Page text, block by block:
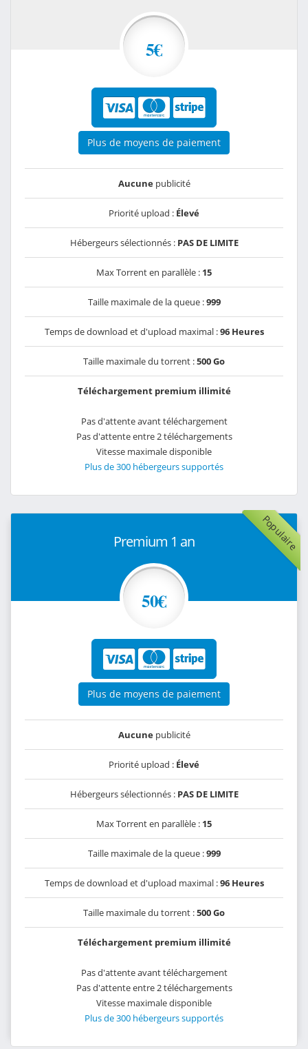
5€
Plus de moyens de paiement
Aucunepublicité
Priorité upload : Élevé
Hébergeurs sélectionnés : PAS DE LIMITE
Max Torrent en parallèle : 15
Taille maximale de la queue :999
Temps de download et d'upload maximal :96 Heures
Taille maximale du torrent :500 Go
Téléchargement premium illimité
Pas d'attente avant téléchargement
Pas d'attente entre 2 téléchargements
Vitesse maximale disponible
Plus de 300 hébergeurs supportés
Populaire
Premium 1 an
50€
Plus de moyens de paiement
Aucunepublicité
Priorité upload : Élevé
Hébergeurs sélectionnés : PAS DE LIMITE
Max Torrent en parallèle : 15
Taille maximale de la queue :999
Temps de download et d'upload maximal :96 Heures
Taille maximale du torrent :500 Go
Téléchargement premium illimité
Pas d'attente avant téléchargement
Pas d'attente entre 2 téléchargements
Vitesse maximale disponible
Plus de 300 hébergeurs supportés